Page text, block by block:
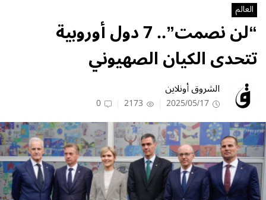
العالم
“لن نصمت”.. 7 دول أوروبية
تتحدى الكيان الصهيوني
الشروق أونلاين
2025/05/17
2173
0